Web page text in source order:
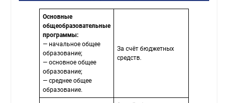
Основные
общеобразовательные
программы:
— начальное общее
образование;
— основное общее
образование;
— среднее общее
образование.
За счёт бюджетных
средств.